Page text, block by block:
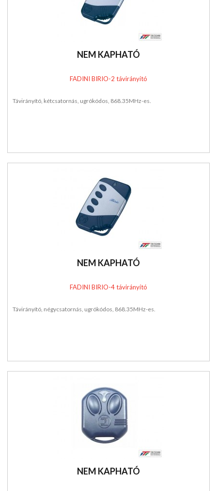
NEM KAPHATÓ
FADINI BIRIO-2 távirányító
Távirányító, kétcsatornás, ugrókódos, 868.35MHz-es.
NEM KAPHATÓ
FADINI BIRIO-4 távirányító
Távirányító, négycsatornás, ugrókódos, 868.35MHz-es.
NEM KAPHATÓ